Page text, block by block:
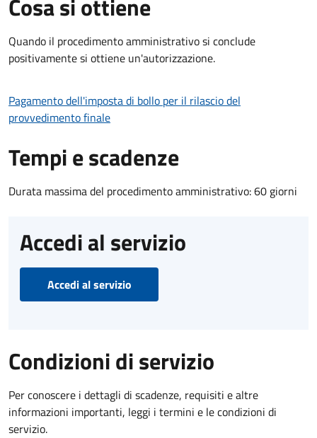
Quando il procedimento amministrativo si conclude
positivamente si ottiene un'autorizzazione.
Pagamento dell'imposta di bollo per il rilascio del
provvedimento finale
Tempi e scadenze
Durata massima del procedimento amministrativo: 60 giorni
Accedi al servizio
Accedi al servizio
Condizioni di servizio
Per conoscere i dettagli di scadenze, requisiti e altre
informazioni importanti, leggi i termini e le condizioni di
servizio.